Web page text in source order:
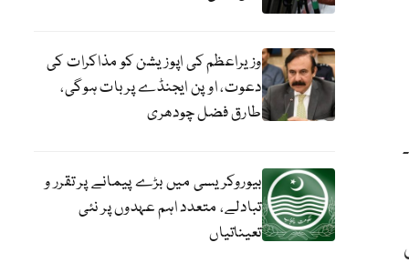
وزیراعظم کی اپوزیشن کو مذاکرات کی
دعوت، اوپن ایجنڈے پر بات ہوگی،
طارق فضل چودھری
بیوروکریسی میں بڑے پیمانے پر تقرر و
تبادلے، متعدد اہم عہدوں پر نئی
تعیناتیاں